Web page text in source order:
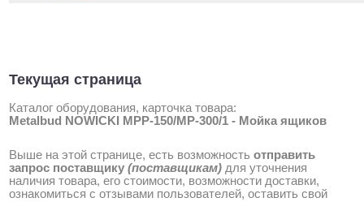
Текущая страница
Каталог оборудования, карточка товара:
Metalbud NOWICKI MPP-150/MP-300/1 - Мойка ящиков
Выше на этой странице, есть возможность отправить
запрос поставщику (поставщикам) для уточнения
наличия товара, его стоимости, возможности доставки,
ознакомиться с отзывами пользователей, оставить свой